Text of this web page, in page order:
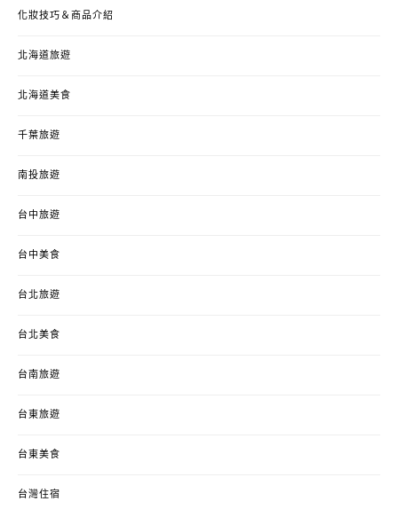
化妝技巧＆商品介紹
北海道旅遊
北海道美食
千葉旅遊
南投旅遊
台中旅遊
台中美食
台北旅遊
台北美食
台南旅遊
台東旅遊
台東美食
台灣住宿